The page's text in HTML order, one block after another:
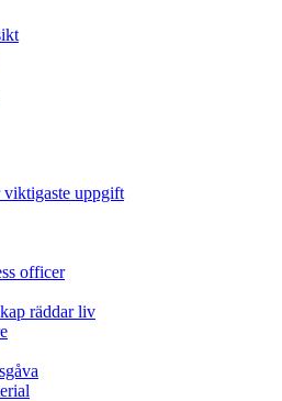
viktigaste uppgift
officer
räddar liv